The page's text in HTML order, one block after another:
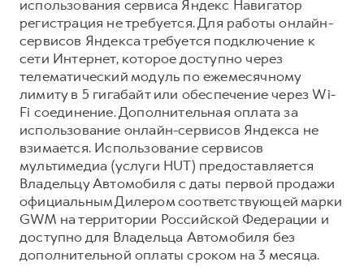
использования сервиса Яндекс Навигатор
регистрация не требуется. Для работы онлайн-
сервисов Яндекса требуется подключение к
сети Интернет, которое доступно через
телематический модуль по ежемесячному
лимиту в 5 гигабайт или обеспечение через Wi-
Fi соединение. Дополнительная оплата за
использование онлайн-сервисов Яндекса не
взимается. Использование сервисов
мультимедиа (услуги HUT) предоставляется
Владельцу Автомобиля с даты первой продажи
официальным Дилером соответствующей марки
GWM на территории Российской Федерации и
доступно для Владельца Автомобиля без
дополнительной оплаты сроком на 3 месяца.